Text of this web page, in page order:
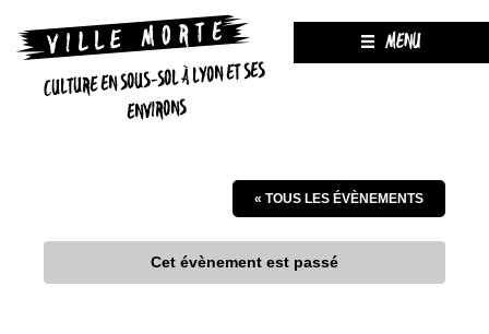
CULTURE EN SOUS-SOL À LYON ET SES
ENVIRONS
MENU
« TOUS LES ÉVÈNEMENTS
Cet évènement est passé